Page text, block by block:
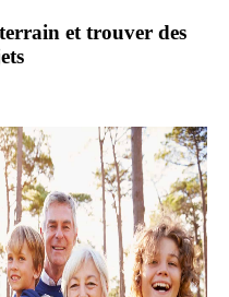
et trouver des